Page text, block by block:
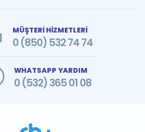
MÜŞTERİ HİZMETLERİ
0 (850) 532 74 74
WHATSAPP YARDIM
0 (532) 365 01 08